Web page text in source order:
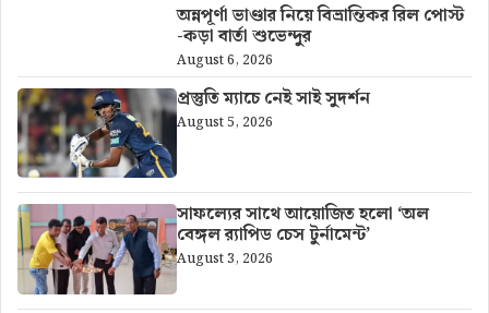
অন্নপূর্ণা ভাণ্ডার নিয়ে বিভ্রান্তিকর রিল পোস্ট
-কড়া বার্তা শুভেন্দুর
August 6, 2026
প্রস্তুতি ম্যাচে নেই সাই সুদর্শন
August 5, 2026
সাফল্যের সাথে আয়োজিত হলো ‘অল
বেঙ্গল র‍্যাপিড চেস টুর্নামেন্ট’
August 3, 2026